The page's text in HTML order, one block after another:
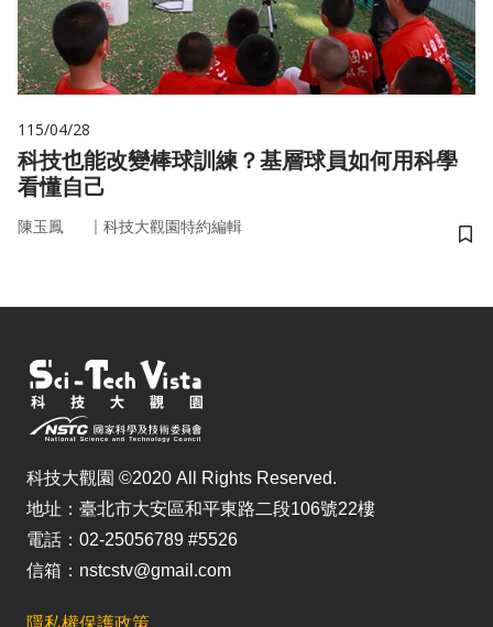
115/04/28
科技也能改變棒球訓練？基層球員如何用科學
看懂自己
陳玉鳳 ｜ 科技大觀園特約編輯
儲
科技大觀園 ©2020 All Rights Reserved.
地址：臺北市大安區和平東路二段106號22樓
電話：02-25056789 #5526
信箱：nstcstv@gmail.com
隱私權保護政策